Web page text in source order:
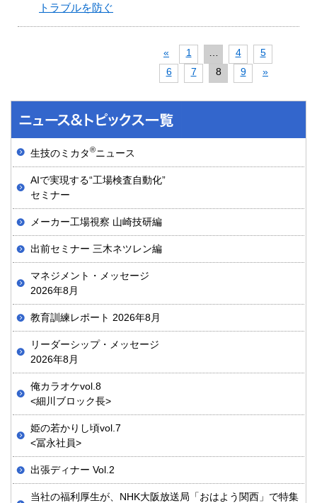
トラブルを防ぐ
« 1 4
5
6
7 8 9 »
生技のミカタ®ニュース
AIで実現する“工場検査自動化”
セミナー
メーカー工場視察 山崎技研編
出前セミナー 三木ネツレン編
マネジメント・メッセージ
2026年8月
教育訓練レポート 2026年8月
リーダーシップ・メッセージ
2026年8月
俺カラオケvol.8
<細川ブロック長>
姫の若かりし頃vol.7
<冨永社員>
出張ディナー Vol.2
当社の福利厚生が、NHK大阪放送局「おはよう関西」で特集